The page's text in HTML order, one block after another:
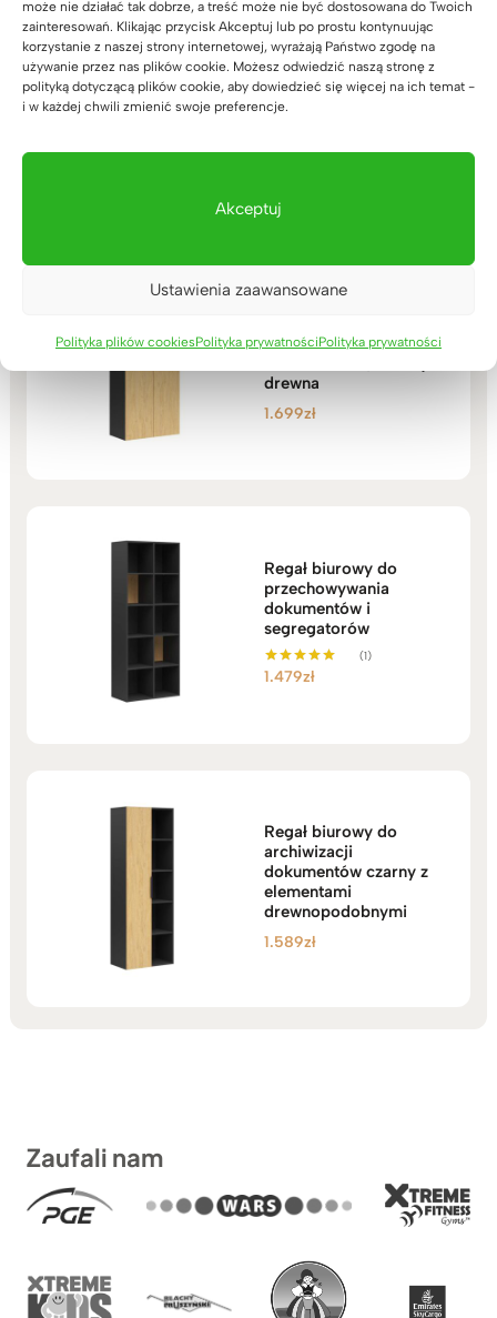
może nie działać tak dobrze, a treść może nie być dostosowana do Twoich
zainteresowań. Klikając przycisk Akceptuj lub po prostu kontynuując
korzystanie z naszej strony internetowej, wyrażają Państwo zgodę na
używanie przez nas plików cookie. Możesz odwiedzić naszą stronę z
polityką dotyczącą plików cookie, aby dowiedzieć się więcej na ich temat -
i w każdej chwili zmienić swoje preferencje.
Akceptuj
Ustawienia zaawansowane
Polityka plików cookiesPolityka prywatnościPolityka prywatności
Nowoczesna komoda z
czterema drzwiami do
przechowywania
firmowych materiałów
1.589zł
dokumentów,
drewna
1.699zł
Regał biurowy do
przechowywania
dokumentów i
segregatorów
Oceniono
(1)
1.479zł
Regał biurowy do
archiwizacji
dokumentów czarny z
elementami
drewnopodobnymi
1.589zł
Zaufali nam